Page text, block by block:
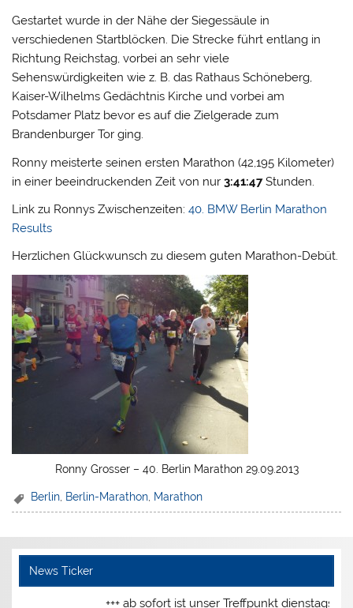
Gestartet wurde in der Nähe der Siegessäule in
verschiedenen Startblöcken. Die Strecke führt entlang in
Richtung Reichstag, vorbei an sehr viele
Sehenswürdigkeiten wie z. B. das Rathaus Schöneberg,
Kaiser-Wilhelms Gedächtnis Kirche und vorbei am
Potsdamer Platz bevor es auf die Zielgerade zum
Brandenburger Tor ging.
Ronny meisterte seinen ersten Marathon (42,195 Kilometer)
in einer beeindruckenden Zeit von nur3:41:47Stunden.
Link zu Ronnys Zwischenzeiten:40. BMW Berlin Marathon
Results
Herzlichen Glückwunsch zu diesem guten Marathon-Debüt.
Ronny Grosser – 40. Berlin Marathon 29.09.2013
Berlin, Berlin-Marathon, Marathon
News Ticker
+++ ab sofort ist unser Treffpunkt dienstags